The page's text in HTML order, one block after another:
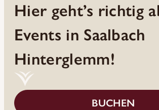
Hier geht’s richtig
Events in Saalbach
Hinterglemm!
BUCHEN